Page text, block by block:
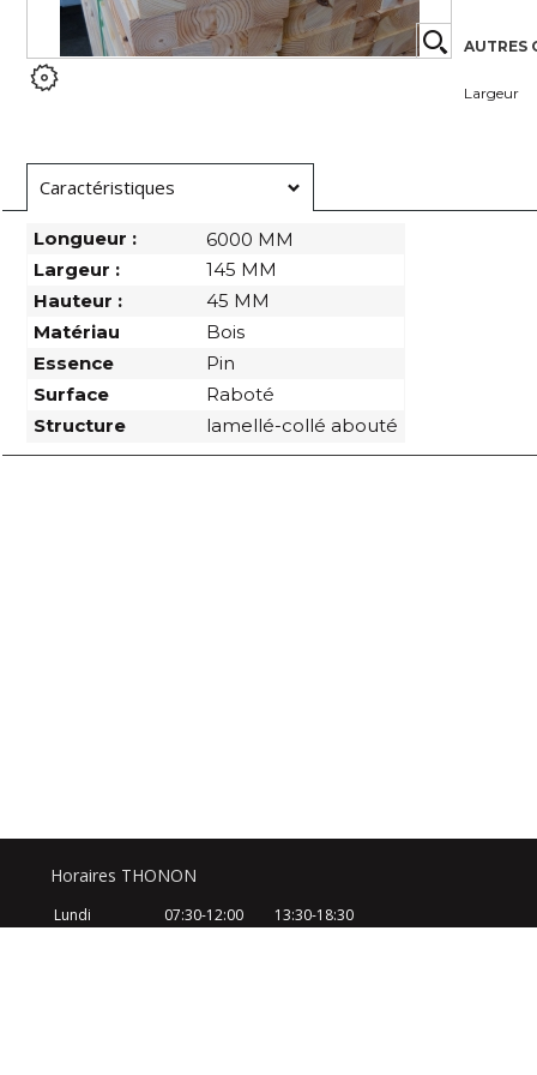
AUTRES
Largeur
Caractéristiques
Longueur :
6000 MM
Largeur :
145 MM
Hauteur :
45 MM
Matériau
Bois
Essence
Pin
Surface
Raboté
Structure
lamellé-collé abouté
Horaires THONON
Lundi 07:30-12:00
13:30-18:30